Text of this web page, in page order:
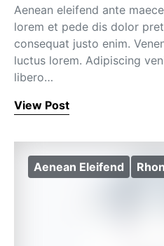
Aenean eleifend ante
lorem et pede dis dolor
consequat justo enim.
luctus lorem. Adipiscing
libero…
View Post
Aenean Eleifend